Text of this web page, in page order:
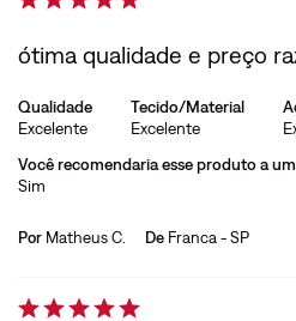
ótima qualidade e preço
Qualidade
Excelente
Tecido/Material
Excelente
Você recomendaria esse produto a
Sim
Por Matheus C. De Franca - SP